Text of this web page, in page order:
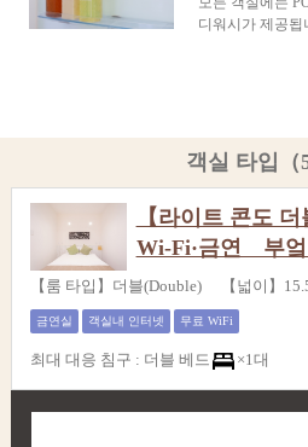
디워시가 제공됩
객실 타입（5
【라이트 콘도
Wi-Fi·금연 부
【룸 타입】더블(Double) 【넓이】
금연실 객실내 인터넷 무료 WiFi
최대 대응 침구 : 더블 베드 ×1대